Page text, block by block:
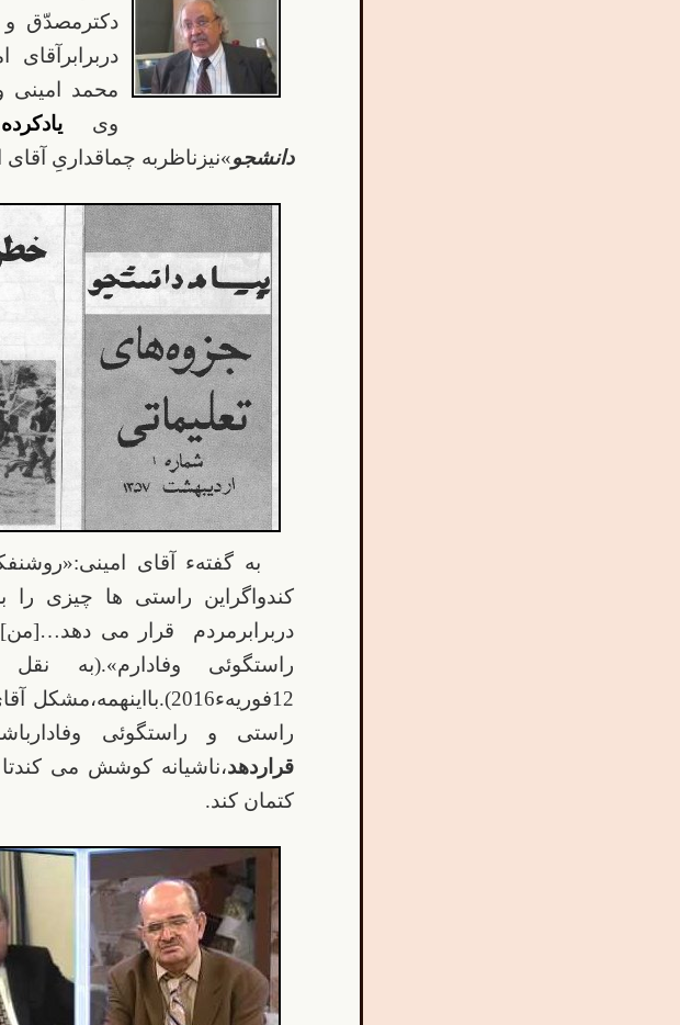
دکترمصدّق و
محمد
وی
دانشجو»نیزناظربه چماقداریِ
به گفتهء آقای
کندواگراین راستی ها چیزی را
دربرابرمردم قرار می
راستگوئی وفادارم».(به
12فوریهء2016).بااینهمه،مشکل آقای محمدامینی این است که بجای اینکه
راستی و راستگوئی
قراردهد،ناشیانه کوشش می
کتمان کند.